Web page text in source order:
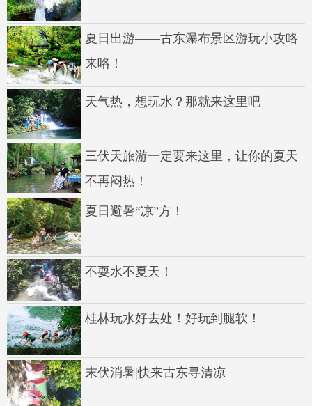
夏日出游——古东瀑布景区游玩小攻略
来咯！
天气热，想玩水？那就来这里吧
三伏天旅游一定要来这里，让你的夏天
不再闷热！
夏日避暑“凉”方！
不耍水不夏天！
桂林玩水好去处！好玩到腿软！
末伏消暑|快来古东寻清凉